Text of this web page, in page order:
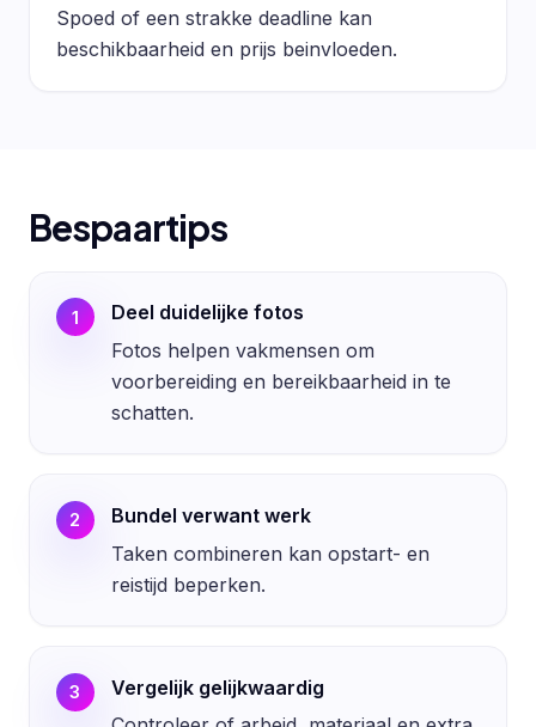
Spoed of een strakke deadline kan
beschikbaarheid en prijs beinvloeden.
Bespaartips
1
Deel duidelijke fotos
Fotos helpen vakmensen om
voorbereiding en bereikbaarheid in te
schatten.
2
Bundel verwant werk
Taken combineren kan opstart- en
reistijd beperken.
3
Vergelijk gelijkwaardig